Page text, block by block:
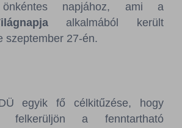
önkéntes napjához, ami a
alkalmából került
szeptember 27-én.
egyik fő célkitűzése, hogy
felkerüljön a fenntartható